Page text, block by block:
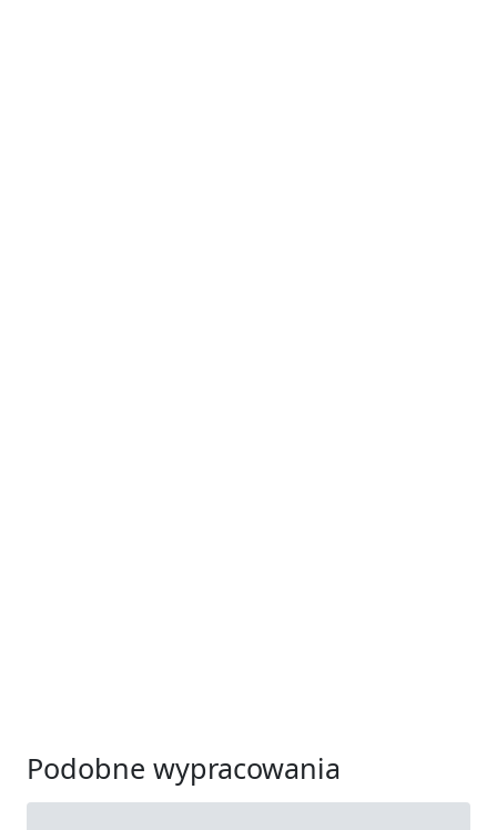
Podobne wypracowania